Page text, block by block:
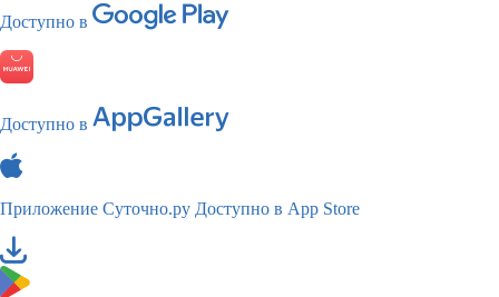
Доступно в
Доступно в
Приложение Суточно.ру Доступно в App Store